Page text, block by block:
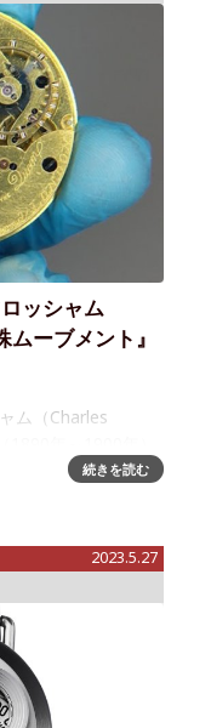
ッシャム
ーブメント』
ム（Charles
国内の時計学校で
続きを読む
2023.5.27